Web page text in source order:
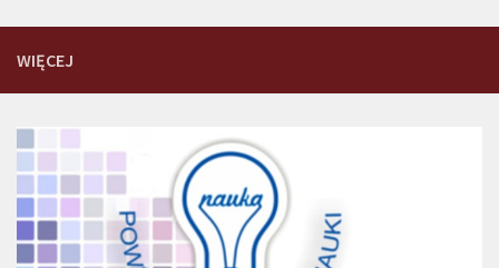
WIĘCEJ